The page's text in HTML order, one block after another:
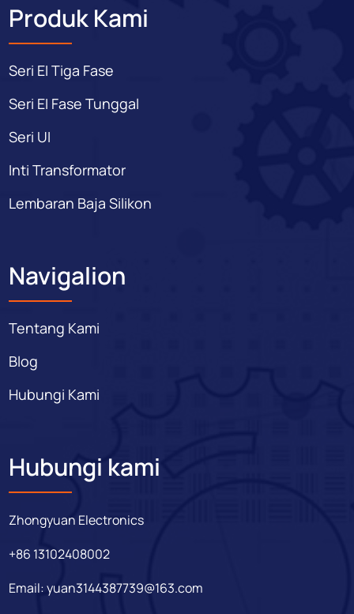
Produk Kami
Seri EI Tiga Fase
Seri EI Fase Tunggal
Seri UI
Inti Transformator
Lembaran Baja Silikon
Navigalion
Tentang Kami
Blog
Hubungi Kami
Hubungi kami
Zhongyuan Electronics
+86 13102408002
Email:yuan3144387739@163.com